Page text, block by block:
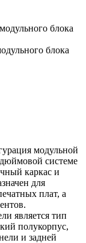
блока
блока
модульной
системе
каркас и
для
плат, а
является тип
полукорпус,
и задней